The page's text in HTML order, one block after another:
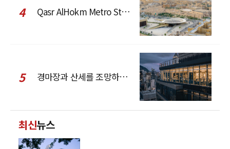
4 Qasr AlHokm Metro Station, 구도심과 현대 공공 인프라의 접점을 제안하다
5 경마장과 산세를 조망하는 CCD Hong Kong Creative Center
최신뉴스